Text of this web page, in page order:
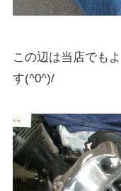
この辺は当店でも
す(^0^)/